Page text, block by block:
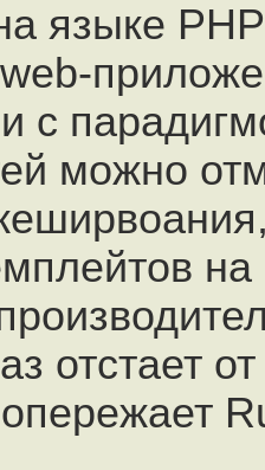
языке
с
можно
отстает